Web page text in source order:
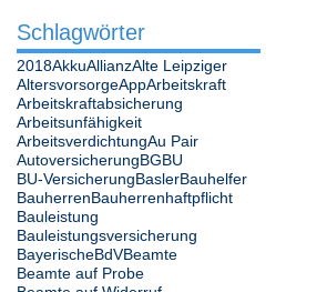
Schlagwörter
2018AkkuAllianzAlte Leipziger
AltersvorsorgeAppArbeitskraft
Arbeitskraftabsicherung
Arbeitsunfähigkeit
ArbeitsverdichtungAu Pair
AutoversicherungBGBU
BU-VersicherungBaslerBauhelfer
BauherrenBauherrenhaftpflicht
Bauleistung
Bauleistungsversicherung
BayerischeBdVBeamte
Beamte auf Probe